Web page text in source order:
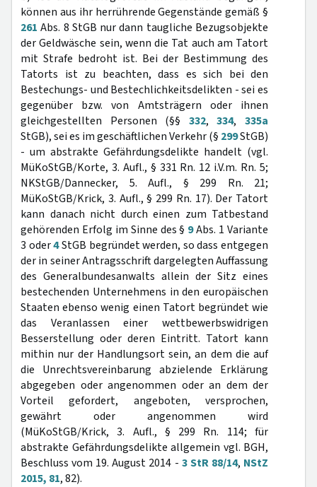
können aus ihr herrührende Gegenstände gemäß §
261 Abs. 8 StGB nur dann taugliche Bezugsobjekte
der Geldwäsche sein, wenn die Tat auch am Tatort
mit Strafe bedroht ist. Bei der Bestimmung des
Tatorts ist zu beachten, dass es sich bei den
Bestechungs- und Bestechlichkeitsdelikten - sei es
gegenüber bzw. von Amtsträgern oder ihnen
gleichgestellten Personen (§§ 332,334,335a
StGB), sei es im geschäftlichen Verkehr (§ 299StGB)
- um abstrakte Gefährdungsdelikte handelt (vgl.
MüKoStGB/Korte, 3. Aufl., § 331 Rn. 12 i.V.m. Rn. 5;
NKStGB/Dannecker, 5. Aufl., § 299 Rn. 21;
MüKoStGB/Krick, 3. Aufl., § 299 Rn. 17). Der Tatort
kann danach nicht durch einen zum Tatbestand
gehörenden Erfolg im Sinne des § 9Abs. 1 Variante
3 oder4StGB begründet werden, so dass entgegen
der in seiner Antragsschrift dargelegten Auffassung
des Generalbundesanwalts allein der Sitz eines
bestechenden Unternehmens in den europäischen
Staaten ebenso wenig einen Tatort begründet wie
das Veranlassen einer wettbewerbswidrigen
Besserstellung oder deren Eintritt. Tatort kann
mithin nur der Handlungsort sein, an dem die auf
die Unrechtsvereinbarung abzielende Erklärung
abgegeben oder angenommen oder an dem der
Vorteil gefordert, angeboten, versprochen,
gewährt oder angenommen wird
(MüKoStGB/Krick, 3. Aufl., § 299 Rn. 114; für
abstrakte Gefährdungsdelikte allgemein vgl. BGH,
Beschluss vom 19. August 2014 - 3 StR 88/14, NStZ
2015, 81, 82).